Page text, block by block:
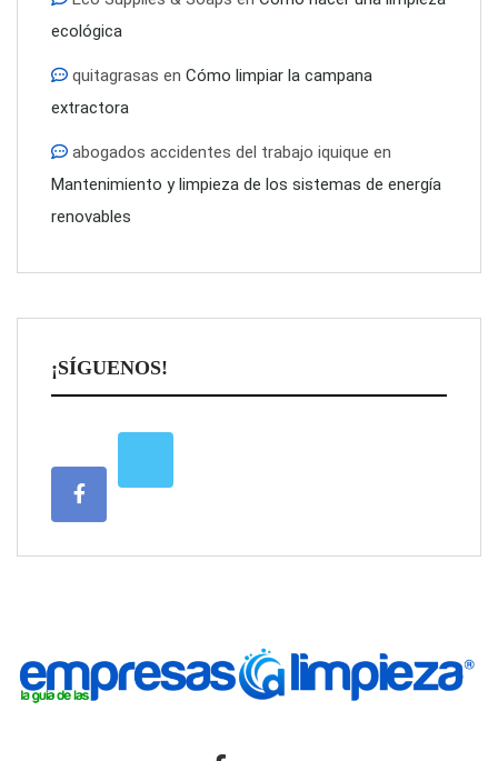
ecológica
quitagrasas en Cómo limpiar la campana
extractora
abogados accidentes del trabajo iquique en
Mantenimiento y limpieza de los sistemas de energía
renovables
¡SÍGUENOS!